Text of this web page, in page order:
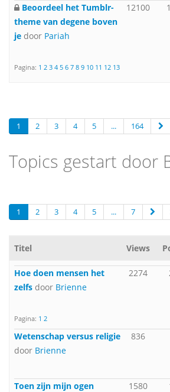
Beoordeel het Tumblr-
theme van degene boven
je door Pariah
Pagina: 1 2 3 4 5 6 7 8 9 10 11 12 13
12100
1 2 3 4 5 ... 164
Topics gestart door
1 2 3 4 5 ... 7
Titel Views
Hoe doen mensen het
zelfs door Brienne
Pagina: 1 2
2274
Wetenschap versus religie
door Brienne
836
Toen zijn mijn ogen
1580